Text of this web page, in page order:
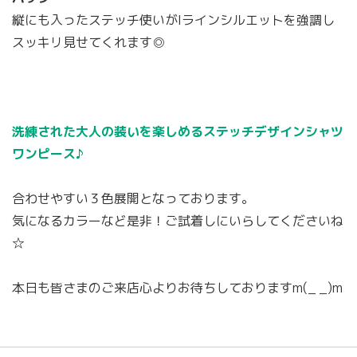
縦にも入ったステッチ使いがIラインシルエットを強調し
スッキリ見せてくれます◎
洗練された大人の装いを楽しめるステッチデザインシャツ
ワンピース♪
合わせやすい３色展開となっております。
気になるカラーなど是非！ご試着しにいらしてくださいね
☆
本日も皆さまのご来店心よりお待ちしておりますm(_ _)m